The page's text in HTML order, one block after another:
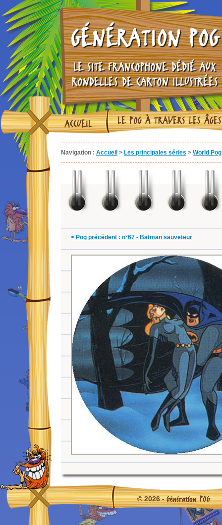
GÉNÉRATION POG
LE SITE FRANCOPHONE DÉDIÉ AUX
RONDELLES DE CARTON ILLUSTRÉES
ACCUEIL LE POG À TRAVERS LES ÂGES
Navigation : Accueil > Les principales séries > World
< Pog précédent : n°67 - Batman sauveteur
© 2026 -Génération POG